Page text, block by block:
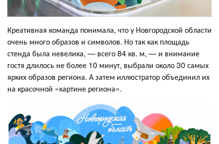
Креативная команда понимала, что у Новгородской области
очень много образов и символов. Но так как площадь
стенда была невелика, — всего 84 кв. м, — и внимание
гостя длилось не более 10 минут, выбрали около 30 самых
ярких образов региона. А затем иллюстратор объединил их
на красочной «картине региона».